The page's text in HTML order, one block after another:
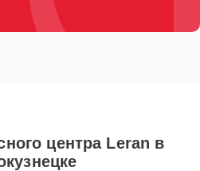
центра Leran в